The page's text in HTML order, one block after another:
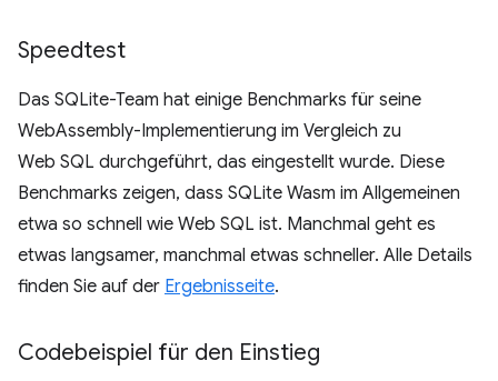
Speedtest
Das SQLite-Team hat einige Benchmarks für seine
WebAssembly-Implementierung im Vergleich zu
Web SQL durchgeführt, das eingestellt wurde. Diese
Benchmarks zeigen, dass SQLite Wasm im Allgemeinen
etwa so schnell wie Web SQL ist. Manchmal geht es
etwas langsamer, manchmal etwas schneller. Alle Details
finden Sie auf der Ergebnisseite.
Codebeispiel für den Einstieg